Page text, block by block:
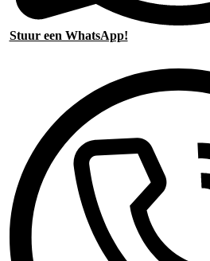
Stuur een WhatsApp!